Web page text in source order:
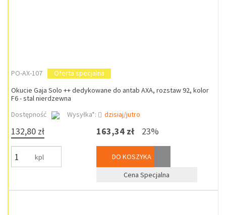
PO-AX-107
Oferta specjalna
Okucie Gaja Solo ++ dedykowane do antab AXA, rozstaw 92, kolor
F6 - stal nierdzewna
Dostępność
Wysyłka*: dzisiaj/jutro
132,80 zł
kpl
163,34 zł 23%
DO KOSZYKA
Cena Specjalna